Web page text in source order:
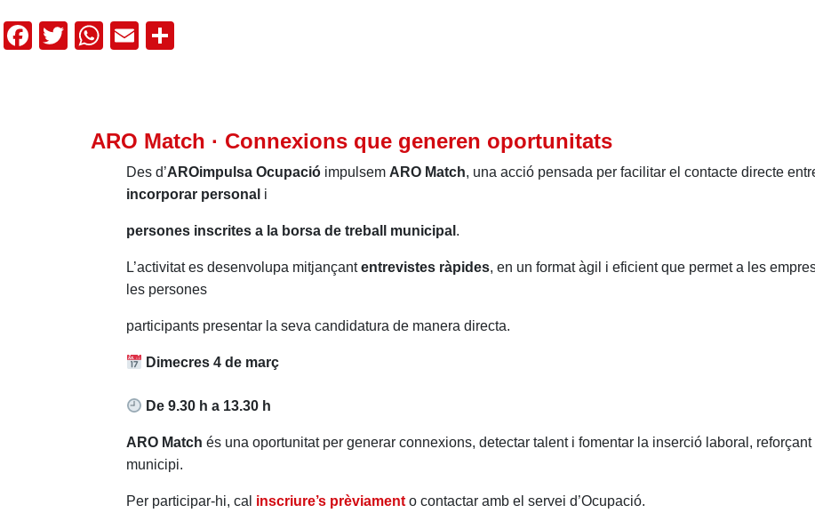
Facebook
Twitter
WhatsApp
Email
ARO Match · Connexions que generen oportunitats
Des d’AROimpulsa Ocupació impulsem ARO Match, una acció pensada per facilitar el contacte directe
incorporar personal i
persones inscrites a la borsa de treball municipal .
L’activitat es desenvolupa mitjançantentrevistes ràpides, en un format àgil i eficient que permet a les
les persones
participants presentar la seva candidatura de manera directa.
Dimecres 4 de març
De 9.30 h a 13.30 h
ARO Match és una oportunitat per generar connexions, detectar talent i fomentar la inserció laboral,
municipi.
Per participar-hi, cal inscriure’s prèviament o contactar amb el servei d’Ocupació.